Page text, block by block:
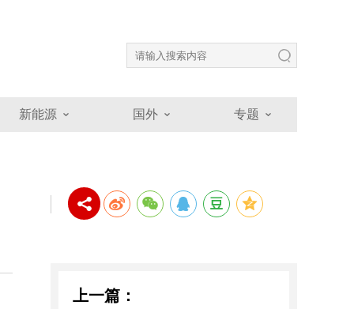
新能源 国外 专题
上一篇：